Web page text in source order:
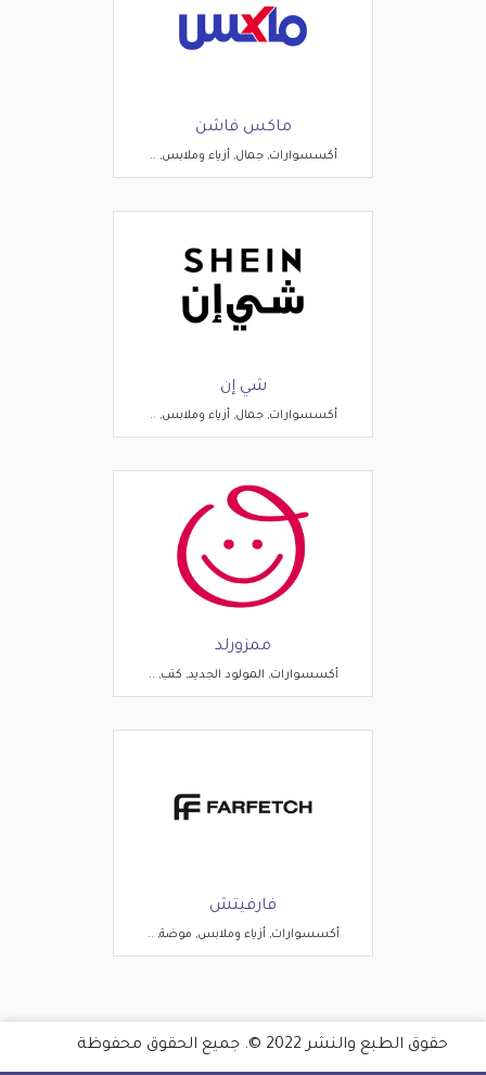
ماكس فاشن
أكسسوارات, جمال, أزياء وملابس, ..
شي إن
أكسسوارات, جمال, أزياء وملابس, ..
ممزورلد
أكسسوارات, المولود الجديد, كتب, ..
فارفيتش
أكسسوارات, أزياء وملابس, موضة, ..
حقوق الطبع والنشر 2022 ©. جميع الحقوق محفوظة